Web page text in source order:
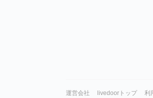
運営会社 livedoorトップ 利